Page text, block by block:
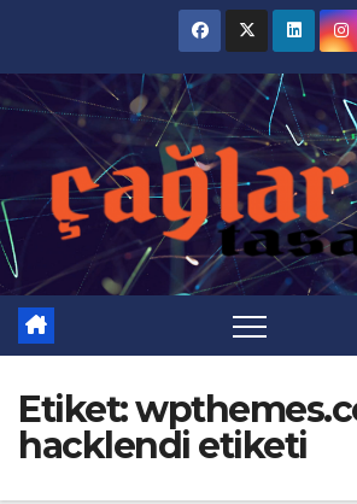
content
Etiket:
hacklendi etiketi